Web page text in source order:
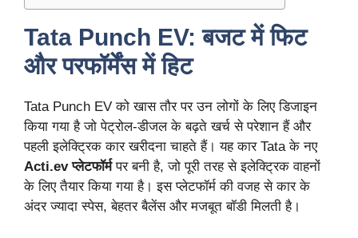
Tata Punch EV: बजट में फिट
और परफॉर्मेंस में हिट
Tata Punch EV को खास तौर पर उन लोगों के लिए डिजाइन
किया गया है जो पेट्रोल-डीजल के बढ़ते खर्च से परेशान हैं और
पहली इलेक्ट्रिक कार खरीदना चाहते हैं। यह कार Tata के नए
Acti.ev प्लेटफॉर्मपर बनी है, जो पूरी तरह से इलेक्ट्रिक वाहनों
के लिए तैयार किया गया है। इस प्लेटफॉर्म की वजह से कार के
अंदर ज्यादा स्पेस, बेहतर बैलेंस और मजबूत बॉडी मिलती है।